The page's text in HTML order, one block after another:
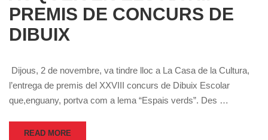
PREMIS DE CONCURS DE
DIBUIX
Dijous, 2 de novembre, va tindre lloc a La Casa de la Cultura,
l’entrega de premis del XXVIII concurs de Dibuix Escolar
que,enguany, portva com a lema “Espais verds”. Des …
READ MORE